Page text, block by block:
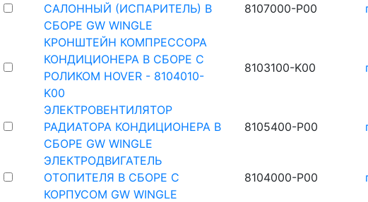
САЛОННЫЙ (ИСПАРИТЕЛЬ) В
СБОРЕ GW WINGLE
8107000-P00
КРОНШТЕЙН КОМПРЕССОРА
КОНДИЦИОНЕРА В СБОРЕ С
РОЛИКОМ HOVER - 8104010-
K00
8103100-K00
ЭЛЕКТРОВЕНТИЛЯТОР
РАДИАТОРА КОНДИЦИОНЕРА В
СБОРЕ GW WINGLE
8105400-P00
ЭЛЕКТРОДВИГАТЕЛЬ
ОТОПИТЕЛЯ В СБОРЕ С
КОРПУСОМ GW WINGLE
8104000-P00